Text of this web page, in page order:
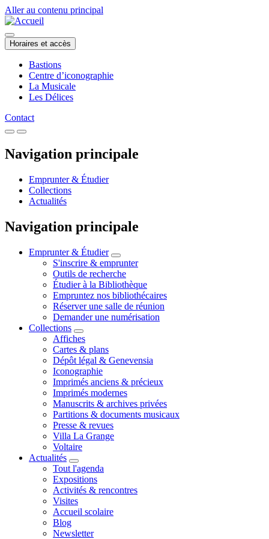
Aller au contenu principal
Horaires et accès
Bastions
Centre d’iconographie
La Musicale
Les Délices
Contact
Navigation principale
Emprunter & Étudier
Collections
Actualités
Navigation principale
Emprunter & Étudier
S'inscrire & emprunter
Outils de recherche
Étudier à la Bibliothèque
Empruntez nos bibliothécaires
Réserver une salle de réunion
Demander une numérisation
Collections
Affiches
Cartes & plans
Dépôt légal & Genevensia
Iconographie
Imprimés anciens & précieux
Imprimés modernes
Manuscrits & archives privées
Partitions & documents musicaux
Presse & revues
Villa La Grange
Voltaire
Actualités
Tout l'agenda
Expositions
Activités & rencontres
Visites
Accueil scolaire
Blog
Newsletter